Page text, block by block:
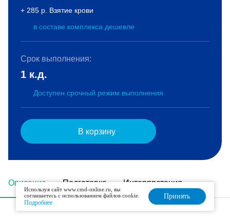
Описание Подготовка Интерпретация
+ 285 р. Взятие крови
в составе комплекса дешевле
Срок выполнения:
1 к.д.
Доступен срочный режим выполнения
В корзину
Используя сайт www.cmd-online.ru, вы
соглашаетесь с использованием файлов cookie.
Подробнее
Принять